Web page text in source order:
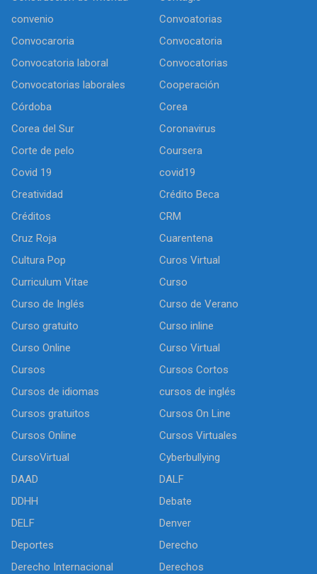
convenio
Convoatorias
Convocaroria
Convocatoria
Convocatoria laboral
Convocatorias
Convocatorias laborales
Cooperación
Córdoba
Corea
Corea del Sur
Coronavirus
Corte de pelo
Coursera
Covid 19
covid19
Creatividad
Crédito Beca
Créditos
CRM
Cruz Roja
Cuarentena
Cultura Pop
Curos Virtual
Curriculum Vitae
Curso
Curso de Inglés
Curso de Verano
Curso gratuito
Curso inline
Curso Online
Curso Virtual
Cursos
Cursos Cortos
Cursos de idiomas
cursos de inglés
Cursos gratuitos
Cursos On Line
Cursos Online
Cursos Virtuales
CursoVirtual
Cyberbullying
DAAD
DALF
DDHH
Debate
DELF
Denver
Deportes
Derecho
Derecho Internacional
Derechos